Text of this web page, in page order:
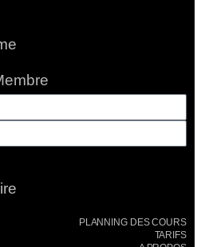
PLANNING DES COURS
TARIFS